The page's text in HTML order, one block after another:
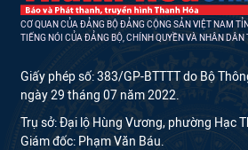
CƠ QUAN CỦA ĐẢNG BỘ ĐẢNG CỘNG SẢN VIỆT NAM
TIẾNG NÓI CỦA ĐẢNG BỘ, CHÍNH QUYỀN VÀ NHÂN
Giấy phép số: 383/GP-BTTTT do Bộ
ngày 29 tháng 07 năm 2022.
Trụ sở: Đại lộ Hùng Vương, phường Hạc
Giám đốc: Phạm Văn Báu.